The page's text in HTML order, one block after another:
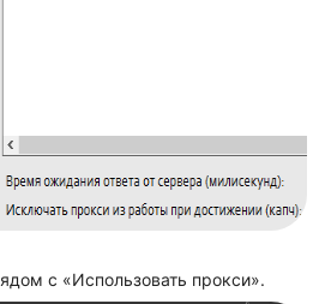
с «Использовать прокси».